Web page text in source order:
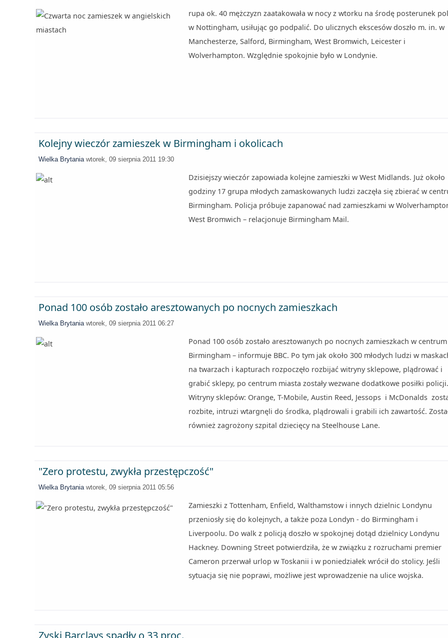
rupa ok. 40 mężczyzn zaatakowała w nocy z wtorku na środę posterunek
w Nottingham, usiłując go podpalić. Do ulicznych ekscesów doszło m. in. w
Manchesterze, Salford, Birmingham, West Bromwich, Leicester i
Wolverhampton. Względnie spokojnie było w Londynie.
Kolejny wieczór zamieszek w Birmingham i okolicach
Wielka Brytania wtorek, 09 sierpnia 2011 19:30
Dzisiejszy wieczór zapowiada kolejne zamieszki w West Midlands. Już około
godziny 17 grupa młodych zamaskowanych ludzi zaczęła się zbierać w
Birmingham. Policja próbuje zapanować nad zamieszkami w
West Bromwich – relacjonuje Birmingham Mail.
Ponad 100 osób zostało aresztowanych po nocnych zamieszkach
Wielka Brytania wtorek, 09 sierpnia 2011 06:27
Ponad 100 osób zostało aresztowanych po nocnych zamieszkach w centrum
Birmingham – informuje BBC. Po tym jak około 300 młodych ludzi w
na twarzach i kapturach rozpoczęło rozbijać witryny sklepowe, plądrować i
grabić sklepy, po centrum miasta zostały wezwane dodatkowe posiłki policji.
Witryny sklepów: Orange, T-Mobile, Austin Reed, Jessops i McDonalds
rozbite, intruzi wtargnęli do środka, plądrowali i grabili ich zawartość.
również zagrożony szpital dziecięcy na Steelhouse Lane.
"Zero protestu, zwykła przestępczość"
Wielka Brytania wtorek, 09 sierpnia 2011 05:56
Zamieszki z Tottenham, Enfield, Walthamstow i innych dzielnic Londynu
przeniosły się do kolejnych, a także poza Londyn - do Birmingham i
Liverpoolu. Do walk z policją doszło w spokojnej dotąd dzielnicy Londynu
Hackney. Downing Street potwierdziła, że w związku z rozruchami premier
Cameron przerwał urlop w Toskanii i w poniedziałek wrócił do stolicy. Jeśli
sytuacja się nie poprawi, możliwe jest wprowadzenie na ulice wojska.
Zyski Barclays spadły o 33 proc.